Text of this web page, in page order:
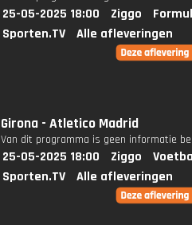
25-05-2025 18:00 Ziggo
Sporten.TV
Alle afleveringen
Girona - Atletico Madrid
Van dit programma is geen informatie
25-05-2025 18:00 Ziggo
Sporten.TV
Alle afleveringen